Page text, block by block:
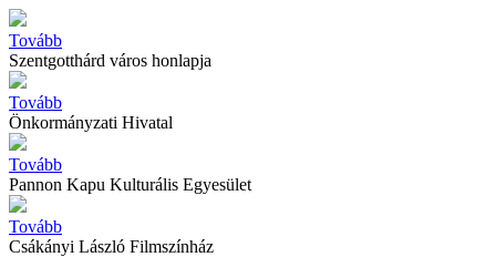
Tovább
Szentgotthárd város honlapja
Tovább
Önkormányzati Hivatal
Tovább
Pannon Kapu Kulturális Egyesület
Tovább
Csákányi László Filmszínház